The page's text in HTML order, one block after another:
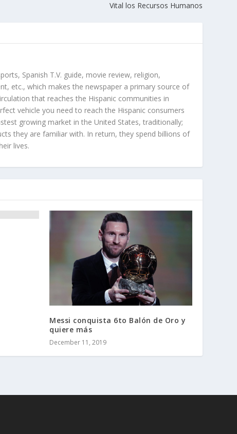
Vital los Recursos Humanos
Spanish T.V. guide, movie review, religion,
etc., which makes the newspaper a primary source of
that reaches the Hispanic communities in
vehicle you need to reach the Hispanic consumers
growing market in the United States, traditionally;
they are familiar with. In return, they spend billions of
lives.
Messi conquista 6to Balón de Oro y
quiere más
December 11, 2019